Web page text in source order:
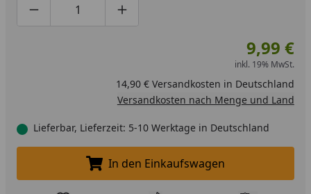
Produktmenge um eins verringern
Produktmenge manuell eingeben
Produktmenge um eins erhöhen
9,99 €
inkl. 19% MwSt.
14,90 € Versandkosten in Deutschland
Versandkosten nach Menge und Land
Lieferbar, Lieferzeit: 5-10 Werktage in Deutschland
In den Einkaufswagen legen
In den Einkaufswagen